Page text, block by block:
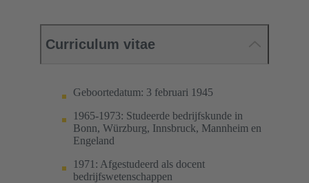
Curriculum vitae
Geboortedatum: 3 februari 1945
1965-1973: Studeerde bedrijfskunde in
Bonn, Würzburg, Innsbruck, Mannheim en
Engeland
1971: Afgestudeerd als docent
bedrijfswetenschappen